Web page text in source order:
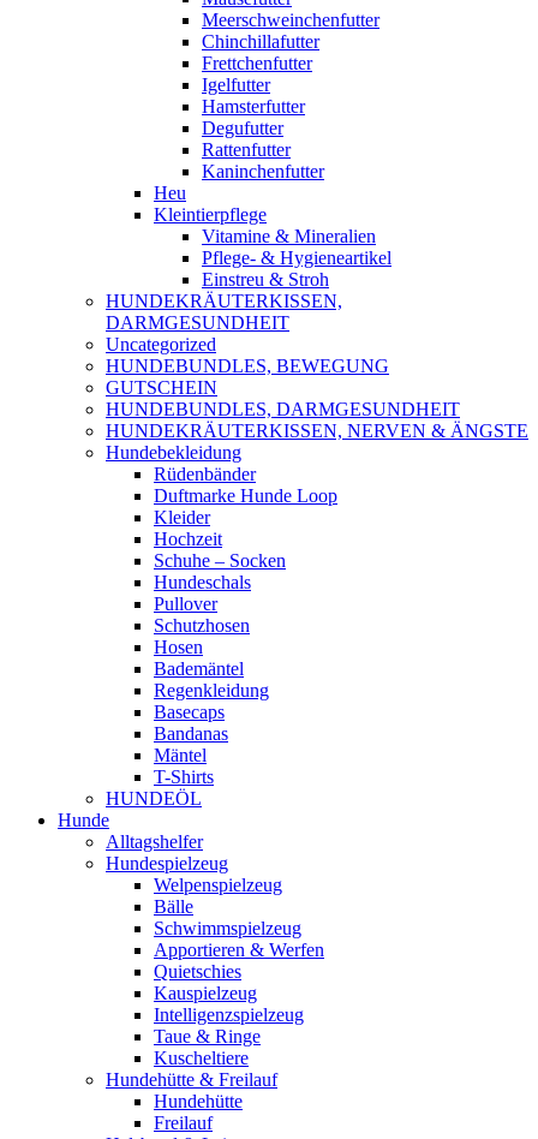
Meerschweinchenfutter
Chinchillafutter
Frettchenfutter
Igelfutter
Hamsterfutter
Degufutter
Rattenfutter
Kaninchenfutter
Heu
Kleintierpflege
Vitamine & Mineralien
Pflege- & Hygieneartikel
Einstreu & Stroh
HUNDEKRÄUTERKISSEN,
DARMGESUNDHEIT
Uncategorized
HUNDEBUNDLES, BEWEGUNG
GUTSCHEIN
HUNDEBUNDLES, DARMGESUNDHEIT
HUNDEKRÄUTERKISSEN, NERVEN & ÄNGSTE
Hundebekleidung
Rüdenbänder
Duftmarke Hunde Loop
Kleider
Hochzeit
Schuhe – Socken
Hundeschals
Pullover
Schutzhosen
Hosen
Bademäntel
Regenkleidung
Basecaps
Bandanas
Mäntel
T-Shirts
HUNDEÖL
Hunde
Alltagshelfer
Hundespielzeug
Welpenspielzeug
Bälle
Schwimmspielzeug
Apportieren & Werfen
Quietschies
Kauspielzeug
Intelligenzspielzeug
Taue & Ringe
Kuscheltiere
Hundehütte & Freilauf
Hundehütte
Freilauf